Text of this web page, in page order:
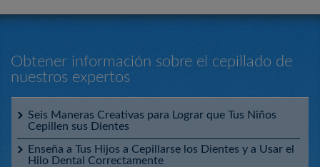
Obtener información sobre el cepillado de
nuestros expertos
Seis Maneras Creativas para Lograr que Tus Niños
Cepillen sus Dientes
Enseña a Tus Hijos a Cepillarse los Dientes y a Usar el
Hilo Dental Correctamente